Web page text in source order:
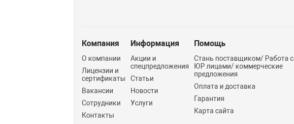
Компания
О компании
Лицензии и
сертификаты
Вакансии
Сотрудники
Контакты
Информация
Акции и
спецпредложения
Статьи
Новости
Услуги
Помощь
Стань поставщиком/ Работа с
ЮР лицами/ коммерческие
предложения
Оплата и доставка
Гарантия
Карта сайта